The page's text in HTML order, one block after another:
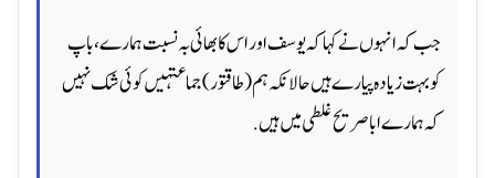
جب کہ انہوں نے کہا کہ یوسف اور اس کا بھائی بہ نسبت ہمارے، باپ
کو بہت زیاده پیارے ہیں حالانکہ ہم (طاقتور) جماعتہیں کوئی شک نہیں
کہ ہمارے ابا صریح غلطی میں ہیں.